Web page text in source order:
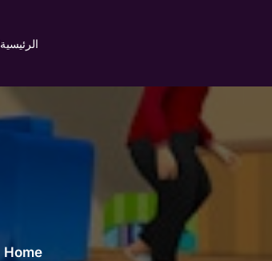
الرئيسية
Home